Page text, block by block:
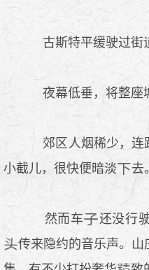
古斯特平缓驶过街
夜幕低垂，将整座
郊区人烟稀少，连
小截儿，很快便暗淡
去
然而车 还没行
传来隐约的音乐声。山